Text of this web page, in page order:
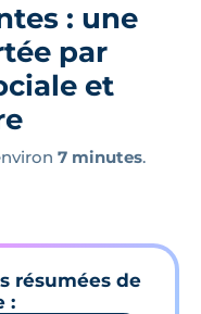
: une
par
et
7 minutes.
résumées de
: